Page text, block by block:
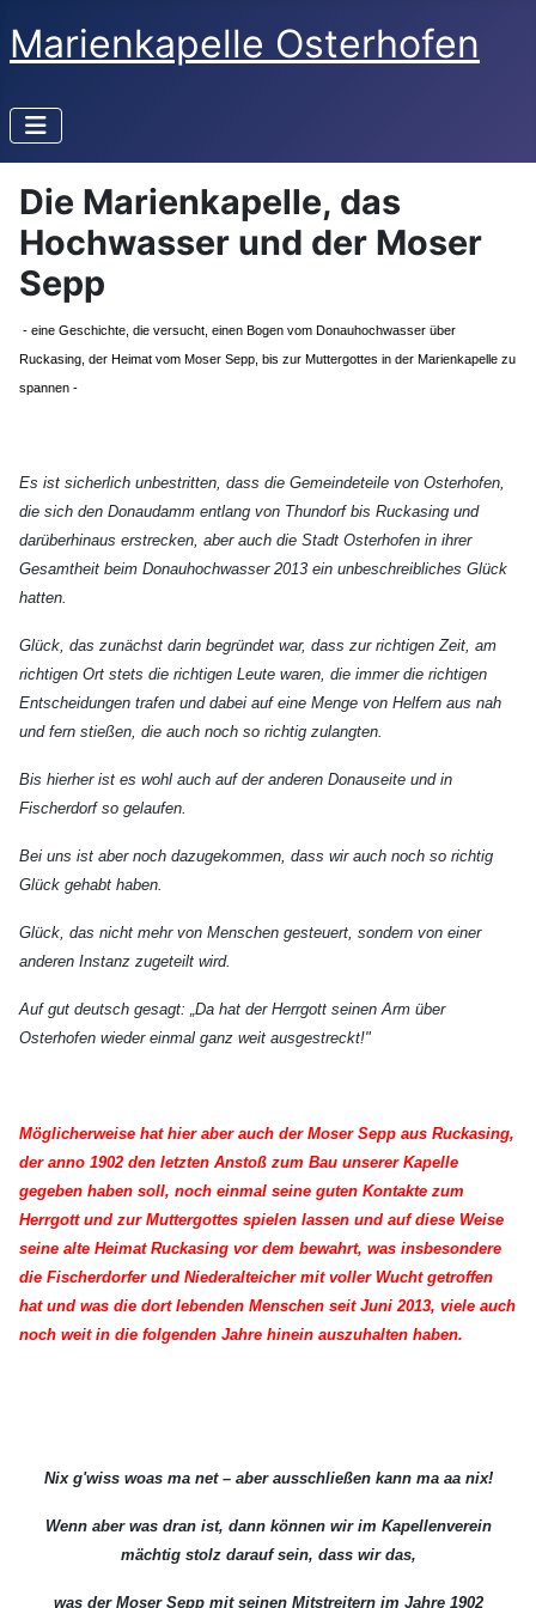
Marienkapelle Osterhofen
Die Marienkapelle, das
Hochwasser und der Moser
Sepp
- eine Geschichte, die versucht, einen Bogen vom Donauhochwasser über
Ruckasing, der Heimat vom Moser Sepp, bis zur Muttergottes in der Marienkapelle zu
spannen -
Es ist sicherlich unbestritten, dass die Gemeindeteile von Osterhofen,
die sich den Donaudamm entlang von Thundorf bis Ruckasing und
darüberhinaus erstrecken, aber auch die Stadt Osterhofen in ihrer
Gesamtheit beim Donauhochwasser 2013 ein unbeschreibliches Glück
hatten.
Glück, das zunächst darin begründet war, dass zur richtigen Zeit, am
richtigen Ort stets die richtigen Leute waren, die immer die richtigen
Entscheidungen trafen und dabei auf eine Menge von Helfern aus nah
und fern stießen, die auch noch so richtig zulangten.
Bis hierher ist es wohl auch auf der anderen Donauseite und in
Fischerdorf so gelaufen.
Bei uns ist aber noch dazugekommen, dass wir auch noch so richtig
Glück gehabt haben.
Glück, das nicht mehr von Menschen gesteuert, sondern von einer
anderen Instanz zugeteilt wird.
Auf gut deutsch gesagt: „Da hat der Herrgott seinen Arm über
Osterhofen wieder einmal ganz weit ausgestreckt!"
Möglicherweise hat hier aber auch der Moser Sepp aus Ruckasing,
der anno 1902 den letzten Anstoß zum Bau unserer Kapelle
gegeben haben soll, noch einmal seine guten Kontakte zum
Herrgott und zur Muttergottes spielen lassen und auf diese Weise
seine alte Heimat Ruckasing vor dem bewahrt, was insbesondere
die Fischerdorfer und Niederalteicher mit voller Wucht getroffen
hat und was die dort lebenden Menschen seit Juni 2013, viele auch
noch weit in die folgenden Jahre hinein auszuhalten haben.
Nix g'wiss woas ma net – aber ausschließen kann ma aa nix!
Wenn aber was dran ist, dann können wir im Kapellenverein
mächtig stolz darauf sein, dass wir das,
was der Moser Sepp mit seinen Mitstreitern im Jahre 1902